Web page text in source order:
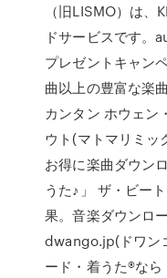
（旧LISMO）は
ドサービスです。
プレゼントキャン
曲以上の豊富な楽
カンタン ホウェン
ウト(マトマリミ
お得に楽曲ダウン
うた♪」 ザ・ビー
果。音楽ダウンロ
dwango.jp(ドワン
ード・着うた®な